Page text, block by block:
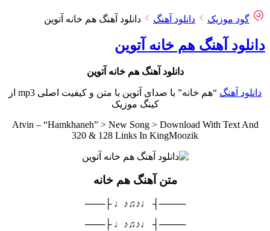
گود موزیک دانلود آهنگ دانلود آهنگ هم خانه آتوین
دانلود آهنگ هم خانه آتوین
دانلود آهنگ هم خانه آتوین
دانلود آهنگ
“هم خانه” با صدای آتوین با متن و کیفیت اصلی mp3 از
کینگ موزیک
Atvin – “Hamkhaneh” > New Song > Download With Text And
320 & 128 Links In KingMoozik
متن آهنگ هم خانه
────┤ ♩♪♫♪♩ ├───
────┤ ♩♪♫♪♩ ├───